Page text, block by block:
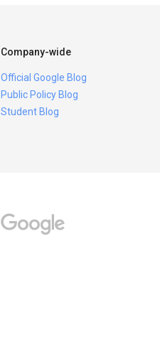
Company-wide
Official Google Blog
Public Policy Blog
Student Blog